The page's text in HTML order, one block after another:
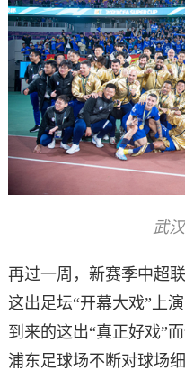
武
再过一周，新赛季中超
这出足坛“开幕大戏”上
到来的这出“真正好戏”
浦东足球场不断对球场